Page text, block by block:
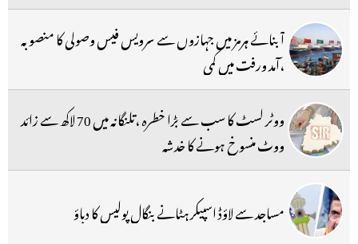
آبنائے ہرمز میں جہازوں سے سرویس فیس وصولی کا منصوبہ
،آمد ورفت میں کمی
ووٹر لسٹ کا سب سے بڑا خطرہ ،تلنگانہ میں 70 لاکھ سے زائد
ووٹ منسوخ ہونے کا خدشہ
مساجد سے لاؤڈ اسپیکر ہٹانے بنگال پولیس کا دباؤ